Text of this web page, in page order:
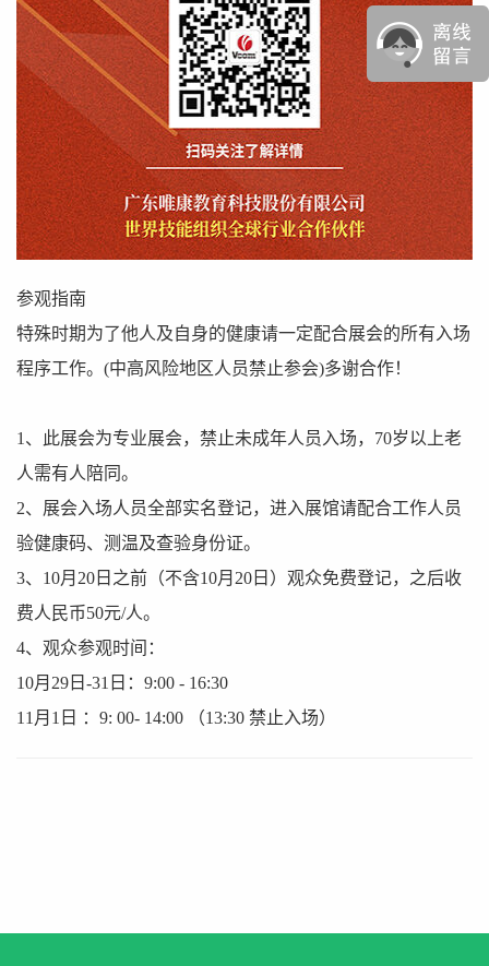
参观指南
特殊时期为了他人及自身的健康请一定配合展会的所有入场
程序工作。(中高风险地区人员禁止参会)多谢合作！
1、此展会为专业展会，禁止未成年人员入场，70岁以上老
人需有人陪同。
2、展会入场人员全部实名登记，进入展馆请配合工作人员
验健康码、测温及查验身份证。
3、10月20日之前（不含10月20日）观众免费登记，之后收
费人民币50元/人。
4、观众参观时间：
10月29日-31日：9:00 - 16:30
11月1日 ：9: 00- 14:00 （13:30 禁止入场）